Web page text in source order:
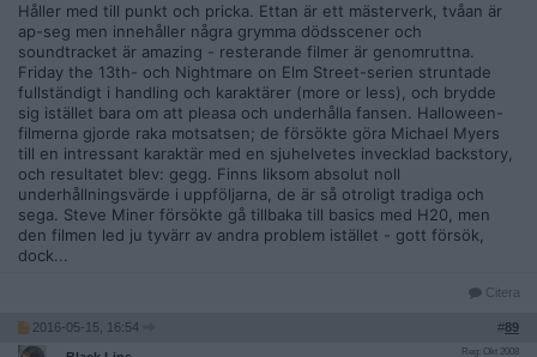
Håller med till punkt och pricka. Ettan är ett mästerverk, tvåan är
ap-seg men innehåller några grymma dödsscener och
soundtracket är amazing - resterande filmer är genomruttna.
Friday the 13th- och Nightmare on Elm Street-serien struntade
fullständigt i handling och karaktärer (more or less), och brydde
sig istället bara om att pleasa och underhålla fansen. Halloween-
filmerna gjorde raka motsatsen; de försökte göra Michael Myers
till en intressant karaktär med en sjuhelvetes invecklad backstory,
och resultatet blev: gegg. Finns liksom absolut noll
underhållningsvärde i uppföljarna, de är så otroligt tradiga och
sega. Steve Miner försökte gå tillbaka till basics med H20, men
den filmen led ju tyvärr av andra problem istället - gott försök,
dock...
Citera
2016-05-15, 16:54 #89
Reg: Okt 2008